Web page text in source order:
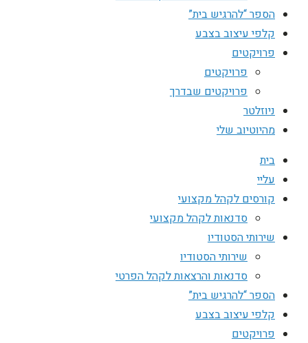
הספר “להרגיש בית”
קלפי עיצוב בצבע
פרויקטים
פרויקטים
פרויקטים שבדרך
ניוזלטר
מהיוטיוב שלי
בית
עליי
קורסים לקהל מקצועי
סדנאות לקהל מקצועי
שירותי הסטודיו
שירותי הסטודיו
סדנאות והרצאות לקהל הפרטי
הספר “להרגיש בית”
קלפי עיצוב בצבע
פרויקטים